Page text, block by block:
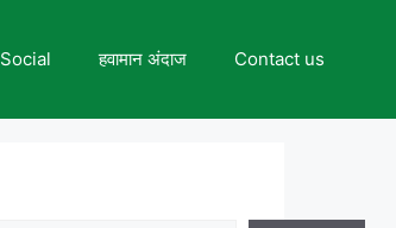
Social हवामान अंदाज Contact us